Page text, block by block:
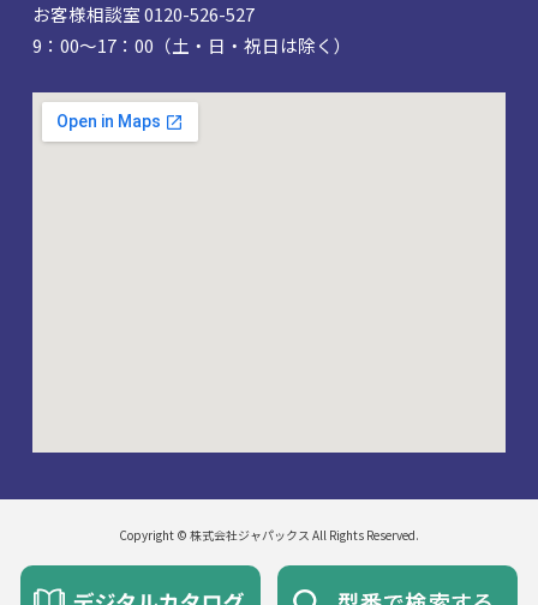
お客様相談室 0120-526-527
9：00～17：00（土・日・祝日は除く）
Copyright © 株式会社ジャパックス All Rights Reserved.